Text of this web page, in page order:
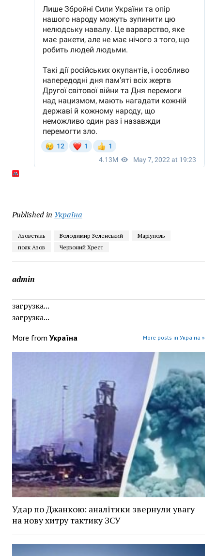
Published in Україна
Азовсталь Володимир Зеленський
Маріуполь
полк Азов
Червоний Хрест
admin
загрузка...
загрузка...
More from Україна More posts in Україна »
Удар по Джанкою: аналітики звернули увагу
на нову хитру тактику ЗСУ